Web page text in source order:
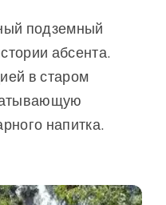
подземный
абсента.
в старом
напитка.